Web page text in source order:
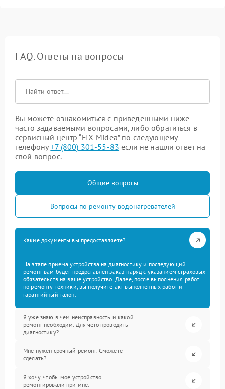
FAQ. Ответы на вопросы
Вы можете ознакомиться с приведенными ниже
часто задаваемыми вопросами, либо обратиться в
сервисный центр “FIX-Midea” по следующему
телефону+7 (800) 301-55-83 если не нашли ответ на
свой вопрос.
Общие вопросы
Вопросы по ремонту водонагревателей
Какие документы вы предоставляете?
На этапе приема устройства на диагностику и последующий
ремонт вам будет предоставлен заказ-наряд с указанием страховых
обязательств на ваше устройство. Далее, после выполнения работ
по ремонту техники, вы получите акт выполненных работ и
гарантийный талон.
Я уже знаю в чем неисправность и какой
ремонт необходим. Для чего проводить
диагностику?
Мне нужен срочный ремонт. Сможете
сделать?
Я хочу, чтобы мое устройство
ремонтировали при мне.